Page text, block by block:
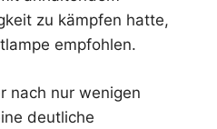
zu kämpfen hatte,
empfohlen.
nach nur wenigen
deutliche